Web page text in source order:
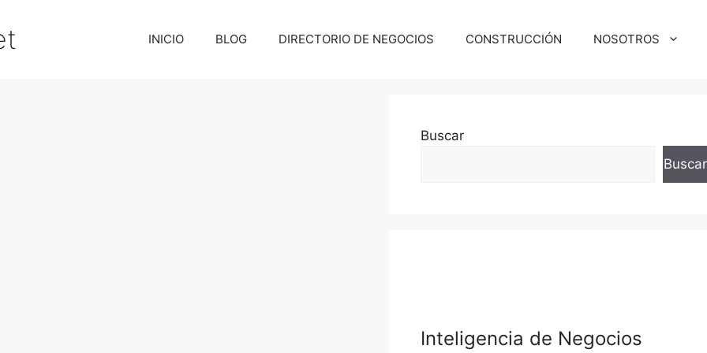
INICIO BLOG DIRECTORIO DE NEGOCIOS CONSTRUCCIÓN NOSOTROS
Buscar
Buscar
Inteligencia de Negocios